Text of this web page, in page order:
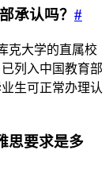
承认吗？ #
克大学的直属校
列入中国教育部
生可正常办理认
思要求是多